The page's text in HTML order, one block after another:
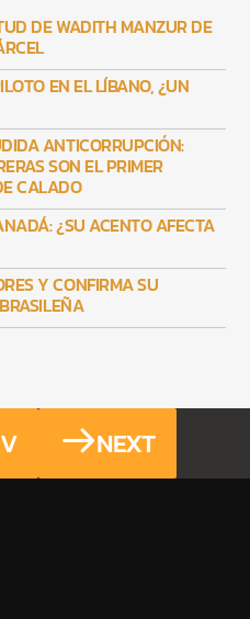
DE WADITH MANZUR DE
EN EL LÍBANO, ¿UN
ANTICORRUPCIÓN:
SON EL PRIMER
CALADO
¿SU ACENTO AFECTA
Y CONFIRMA SU
NEXT